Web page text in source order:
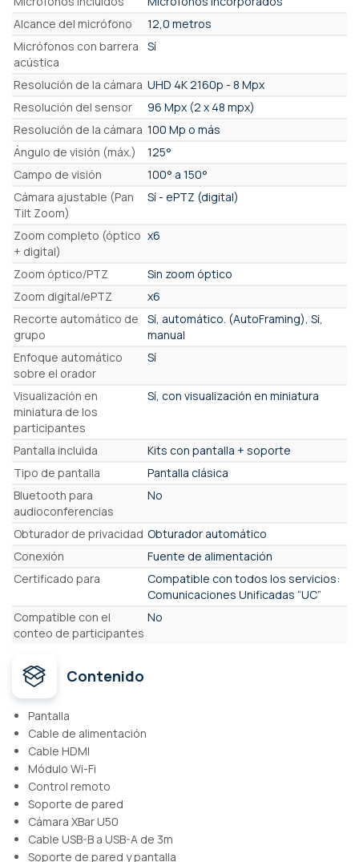
Alcance del micrófono
12,0 metros
Micrófonos con barrera
acústica
Sí
Resolución de la cámara UHD 4K 2160p - 8 Mpx
Resolución del sensor
96 Mpx (2 x 48 mpx)
Resolución de la cámara 100 Mp o más
Ángulo de visión (máx.)
125°
Campo de visión
100° a 150°
Cámara ajustable (Pan
Tilt Zoom)
Sí - ePTZ (digital)
Zoom completo (óptico
+ digital)
x6
Zoom óptico/PTZ
Sin zoom óptico
Zoom digital/ePTZ
x6
Recorte automático de
grupo
Sí, automático. (AutoFraming), Si,
manual
Enfoque automático
sobre el orador
Sí
Visualización en
miniatura de los
participantes
Sí, con visualización en miniatura
Pantalla incluida
Kits con pantalla + soporte
Tipo de pantalla
Pantalla clásica
Bluetooth para
audioconferencias
No
Obturador de privacidad Obturador automático
Conexión
Fuente de alimentación
Certificado para
Compatible con todos los servicios:
Comunicaciones Unificadas “UC”
Compatible con el
conteo de participantes
No
Contenido
Pantalla
Cable de alimentación
Cable HDMI
Módulo Wi-Fi
Control remoto
Soporte de pared
Cámara XBar U50
Cable USB-B a USB-A de 3m
Soporte de pared y pantalla